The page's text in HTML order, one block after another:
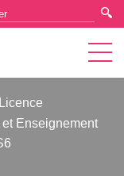
Licence
Enseignement